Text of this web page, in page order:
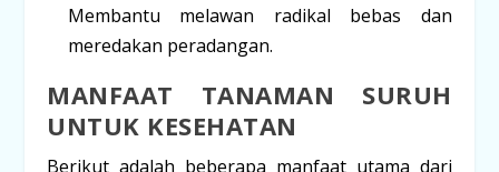
Membantu melawan radikal bebas dan
meredakan peradangan.
MANFAAT TANAMAN SURUH
UNTUK KESEHATAN
Berikut adalah beberapa manfaat utama dari